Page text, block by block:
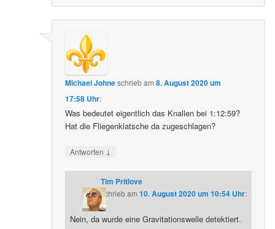
Michael Johneschriebam8. August 2020 um
17:58 Uhr:
Was bedeutet eigentlich das Knallen bei 1:12:59?
Hat die Fliegenklatsche da zugeschlagen?
Antworten ↓
Tim Pritlove
schriebam 10. August 2020 um 10:54 Uhr:
Nein, da wurde eine Gravitationswelle detektiert.